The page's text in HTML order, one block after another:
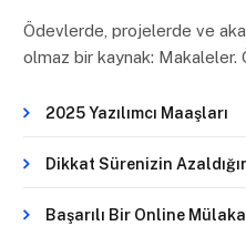
Ödevlerde, projelerde ve
olmaz bir kaynak:
2025 Yazılımcı Maaşları
Dikkat Sürenizin
Başarılı Bir Online